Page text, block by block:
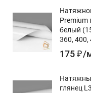
Premium
белый
360, 400,
175₽/
глянец